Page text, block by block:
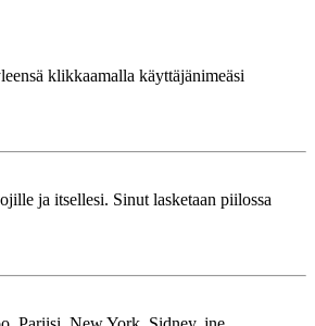
klikkaamalla käyttäjänimeäsi
ja itsellesi. Sinut lasketaan piilossa